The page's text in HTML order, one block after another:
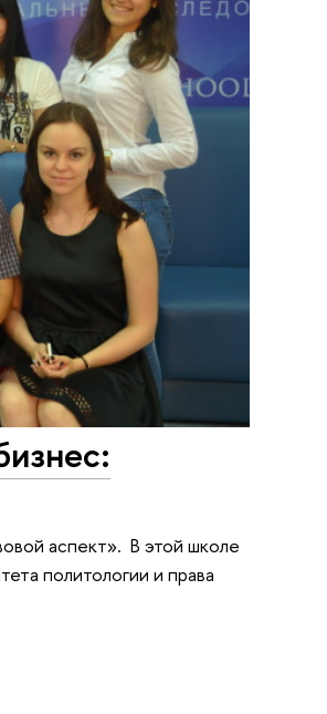
аспект». В этой школе
политологии и права